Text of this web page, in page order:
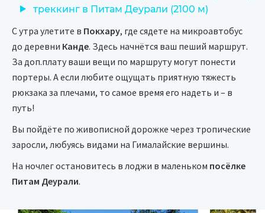
треккинг в Питам Деурали (2100 м)
С утра улетите в Покхару, где сядете на микроавтобус
до деревни Канде. Здесь начнётся ваш пеший маршрут.
За доп.плату ваши вещи по маршруту могут понести
портеры. А если любите ощущать приятную тяжесть
рюкзака за плечами, то самое время его надеть и – в
путь!
Вы пойдёте по живописной дорожке через тропические
заросли, любуясь видами на Гималайские вершины.
На ночлег остановитесь в лоджи в маленьком посёлке
Питам Деурали.